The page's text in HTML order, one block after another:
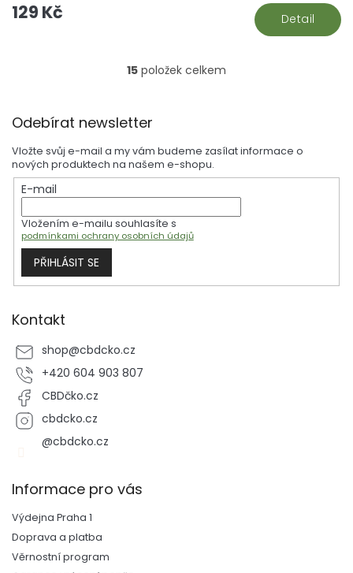
129 Kč Detail
O
a
c
í
p
r
v
k
ý
15 položek celkem
Odebírat newsletter
Vložte svůj e-mail a my vám budeme zasílat informace o
nových produktech na našem e-shopu.
E-mail
Vložením e-mailu souhlasíte s
podmínkami ochrany osobních údajů
PŘIHLÁSIT SE
Kontakt
shop@cbdcko.cz
+420 604 903 807
CBDčko.cz
cbdcko.cz
@cbdcko.cz
Informace pro vás
Výdejna Praha 1
Doprava a platba
Věrnostní program